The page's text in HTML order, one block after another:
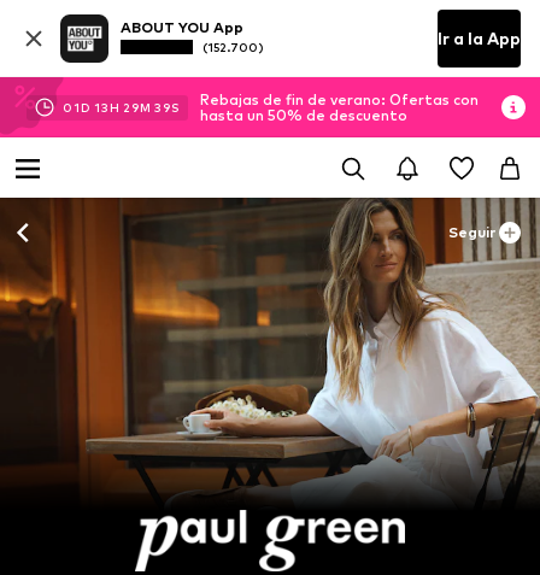
ABOUT YOU App
(152.700) Ir a la App
01D 13H 29M 38S
Rebajas de fin de verano: Ofertas con
hasta un 50% de descuento
Seguir